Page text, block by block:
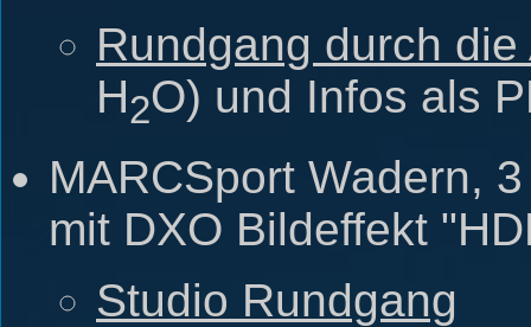
Rundgang durch die
H2O) und Infos als
MARCSport Wadern,
mit DXO Bildeffekt
Studio Rundgang